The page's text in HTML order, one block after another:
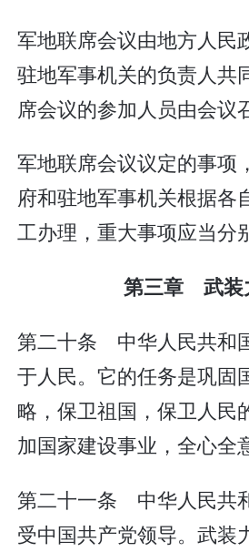
军地联席会议由地方人民
驻地军事机关的负责人共
席会议的参加人员由会议
军地联席会议议定的事项
府和驻地军事机关根据各
工办理，重大事项应当分
第三章 武装
第二十条 中华人民共和
于人民。它的任务是巩固
略，保卫祖国，保卫人民
加国家建设事业，全心全
第二十一条 中华人民共
受中国共产党领导。武装